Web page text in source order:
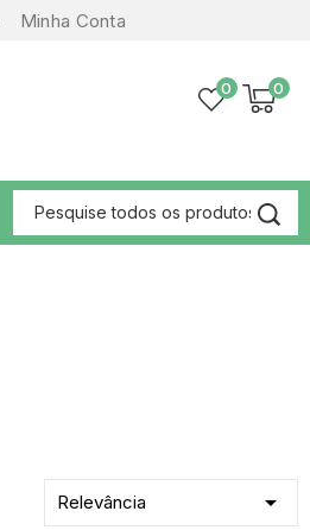
Minha Conta
0
0
Relevância 